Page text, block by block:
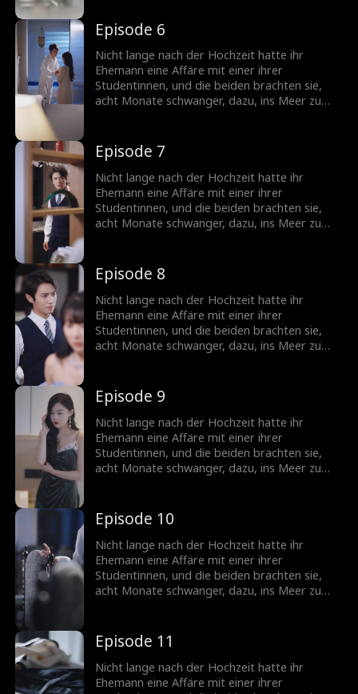
Göttin, kehrte zurück und begann ihre Rache.
Episode 6
Nicht lange nach der Hochzeit hatte ihr
Ehemann eine Affäre mit einer ihrer
Studentinnen, und die beiden brachten sie,
acht Monate schwanger, dazu, ins Meer zu
Göttin, kehrte zurück und begann ihre Rache.
Episode 7
Nicht lange nach der Hochzeit hatte ihr
Ehemann eine Affäre mit einer ihrer
Studentinnen, und die beiden brachten sie,
acht Monate schwanger, dazu, ins Meer zu
Göttin, kehrte zurück und begann ihre Rache.
Episode 8
Nicht lange nach der Hochzeit hatte ihr
Ehemann eine Affäre mit einer ihrer
Studentinnen, und die beiden brachten sie,
acht Monate schwanger, dazu, ins Meer zu
Göttin, kehrte zurück und begann ihre Rache.
Episode 9
Nicht lange nach der Hochzeit hatte ihr
Ehemann eine Affäre mit einer ihrer
Studentinnen, und die beiden brachten sie,
acht Monate schwanger, dazu, ins Meer zu
Göttin, kehrte zurück und begann ihre Rache.
Episode 10
Nicht lange nach der Hochzeit hatte ihr
Ehemann eine Affäre mit einer ihrer
Studentinnen, und die beiden brachten sie,
acht Monate schwanger, dazu, ins Meer zu
Göttin, kehrte zurück und begann ihre Rache.
Episode 11
Nicht lange nach der Hochzeit hatte ihr
Ehemann eine Affäre mit einer ihrer